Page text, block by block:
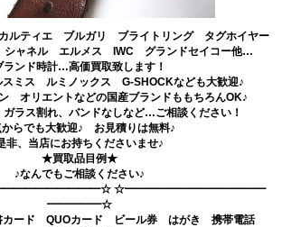
ルティエ ブルガリ ブライトリング タグホイヤー
ャネル エルメス IWC グランドセイコー他…
ランド時計…高価買取致します！
ミス ルミノックス G-SHOCKなども大歓迎♪
オリエントなどの国産ブランドももちろんOK♪
ガラス割れ、バンドなしなど…ご相談ください！
からでも大歓迎♪ お見積りは無料♪
非、当店にお持ちくださいませ♪
★買取品目例★
♪なんでもご相談ください♪
☆━━━━━━━━━━━━━
━━━━━☆
ード QUOカード ビール券 はがき 携帯電話